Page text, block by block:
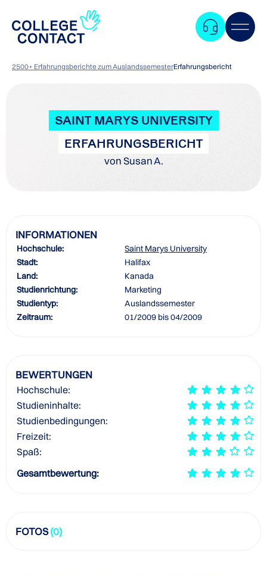
2500+ Erfahrungsberichte zum AuslandssemesterErfahrungsbericht
SAINT MARYS UNIVERSITY
ERFAHRUNGSBERICHT
von Susan A.
INFORMATIONEN
Hochschule:
Saint Marys University
Stadt:
Halifax
Land:
Kanada
Studienrichtung:
Marketing
Studientyp:
Auslandssemester
Zeitraum:
01/2009 bis 04/2009
BEWERTUNGEN
Hochschule:
Studieninhalte:
Studienbedingungen:
Freizeit:
Spaß:
Gesamtbewertung:
FOTOS(0)